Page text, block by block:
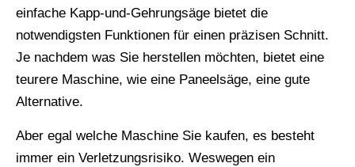
einfache Kapp-und-Gehrungsäge bietet die
notwendigsten Funktionen für einen präzisen Schnitt.
Je nachdem was Sie herstellen möchten, bietet eine
teurere Maschine, wie eine Paneelsäge, eine gute
Alternative.
Aber egal welche Maschine Sie kaufen, es besteht
immer ein Verletzungsrisiko. Weswegen ein